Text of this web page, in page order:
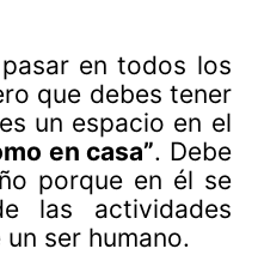
en todos los
que debes tener
un espacio en el
en casa”. Debe
porque en él se
las actividades
ser humano.